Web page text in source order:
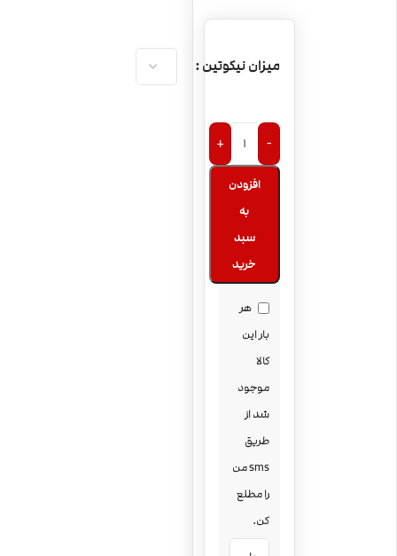
میزان نیکوتین
-
+
افزودن
به
سبد
خرید
هر
بار این
کالا
موجود
شد از
طریق
sms من
را مطلع
کن.